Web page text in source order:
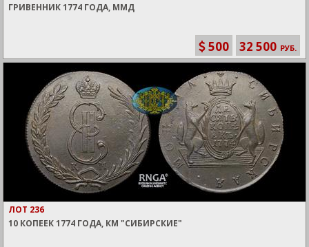
ГРИВЕННИК 1774 ГОДА, ММД
500 32 500 РУБ.
ЛОТ 236
10 КОПЕЕК 1774 ГОДА, КМ "СИБИРСКИЕ"